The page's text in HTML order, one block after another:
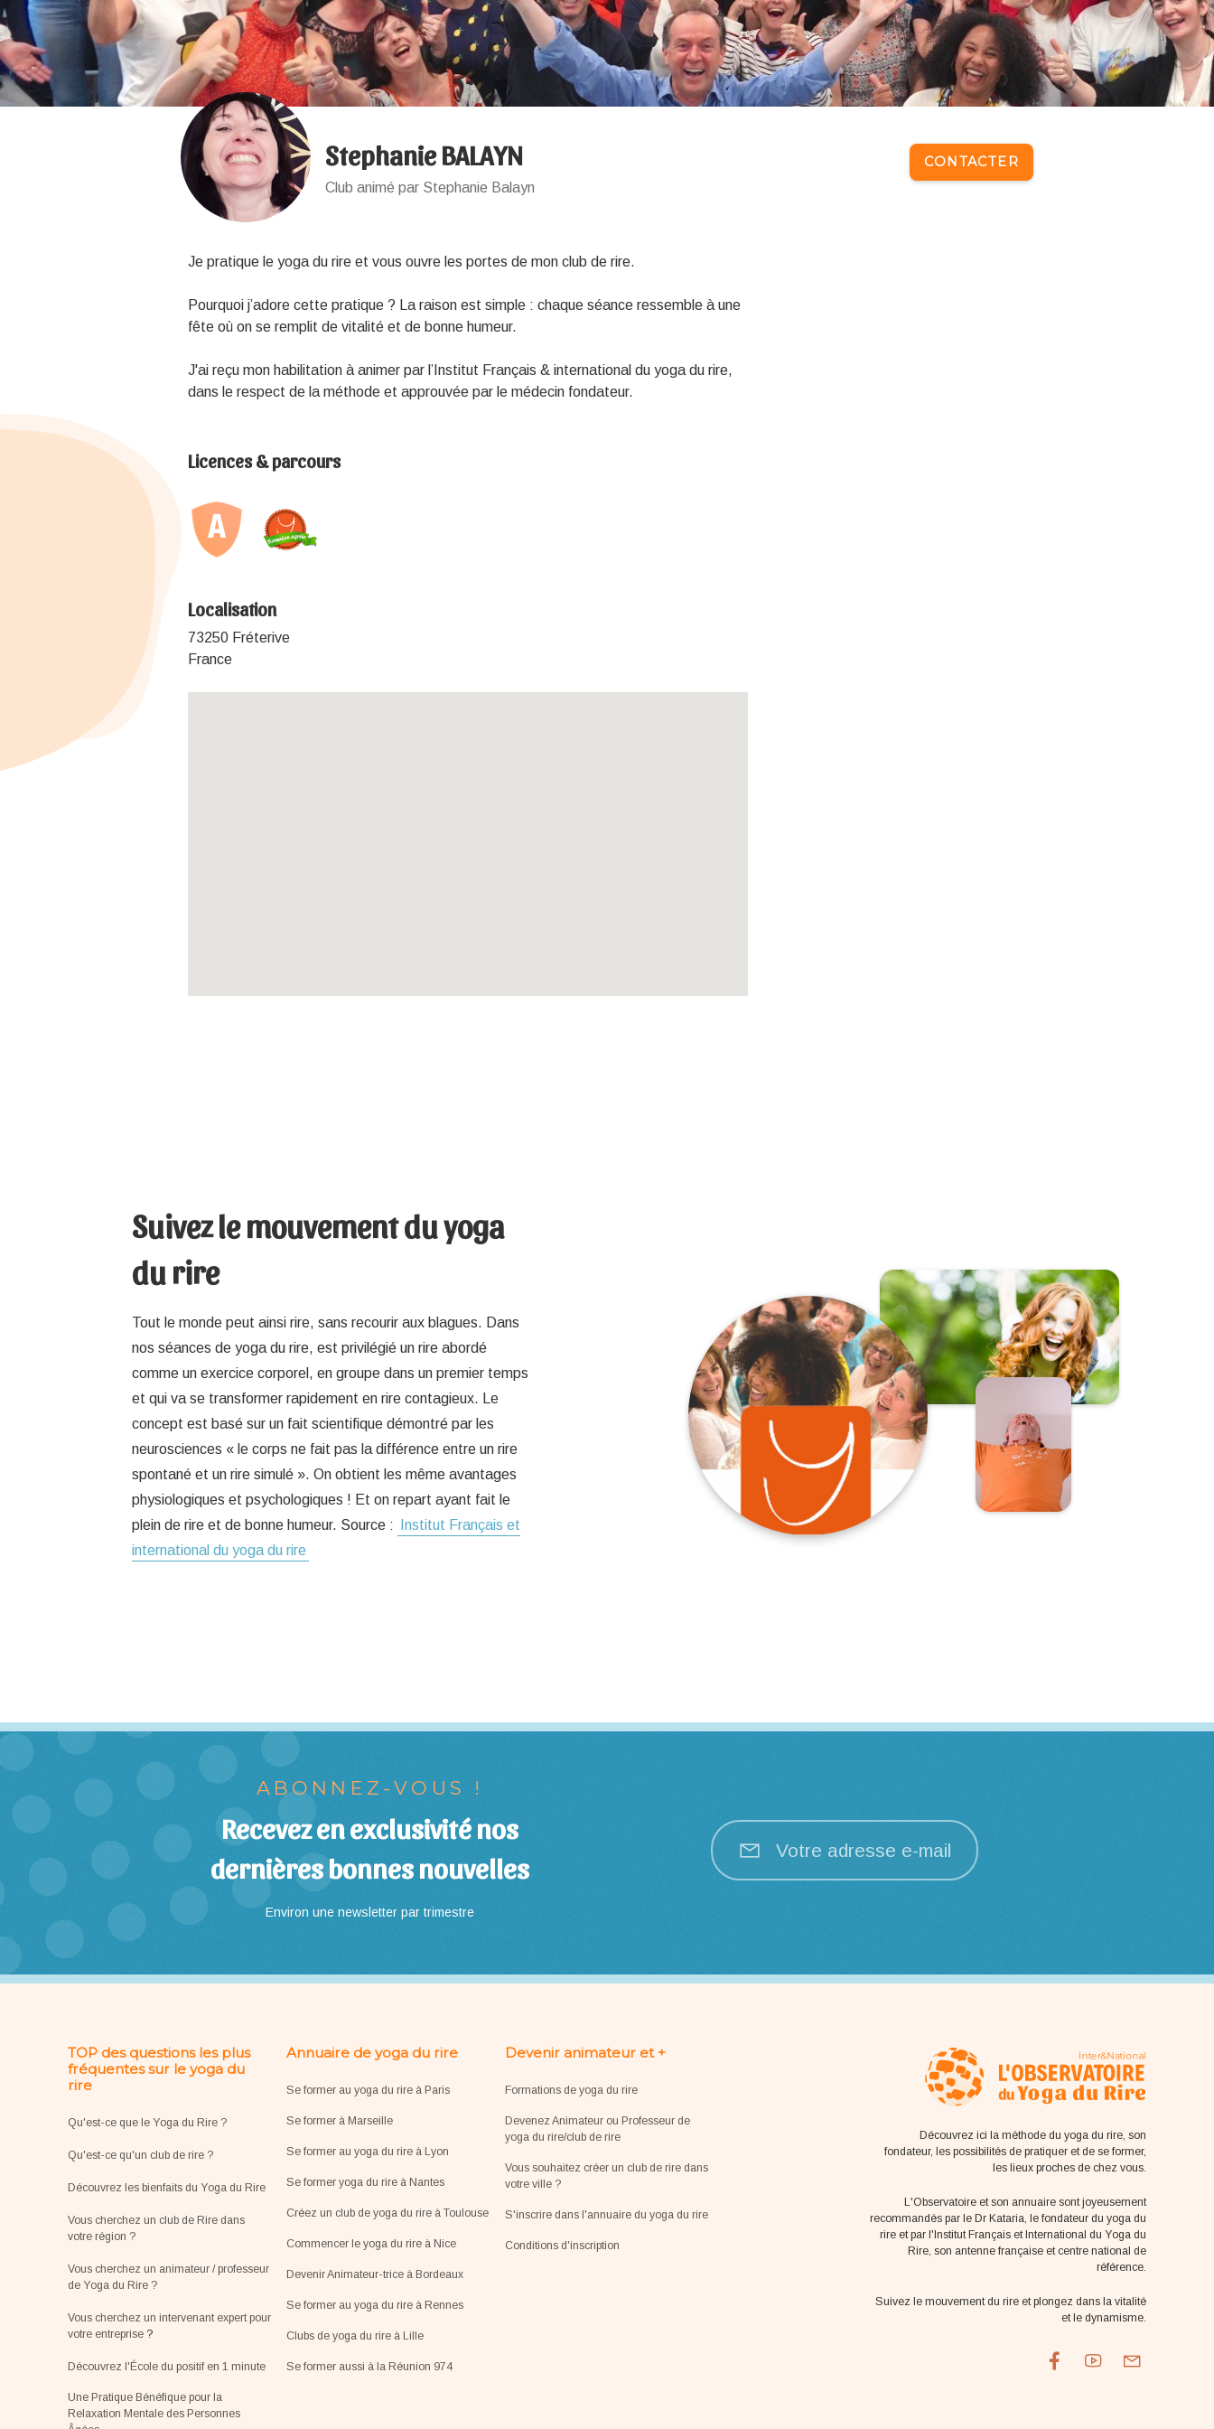
Stephanie BALAYN
Club animé par Stephanie Balayn
CONTACTER
Je pratique le yoga du rire et vous ouvre les portes de mon club de rire.
Pourquoi j’adore cette pratique ? La raison est simple : chaque séance ressemble à une
fête où on se remplit de vitalité et de bonne humeur.
J'ai reçu mon habilitation à animer par l’Institut Français & international du yoga du rire,
dans le respect de la méthode et approuvée par le médecin fondateur.
Licences & parcours
Localisation
73250 Fréterive
France
Suivez le mouvement du yoga
du rire
Tout le monde peut ainsi rire, sans recourir aux blagues. Dans
nos séances de yoga du rire, est privilégié un rire abordé
comme un exercice corporel, en groupe dans un premier temps
et qui va se transformer rapidement en rire contagieux. Le
concept est basé sur un fait scientifique démontré par les
neurosciences « le corps ne fait pas la différence entre un rire
spontané et un rire simulé ». On obtient les même avantages
physiologiques et psychologiques ! Et on repart ayant fait le
plein de rire et de bonne humeur. Source :
Institut Français et
international du yoga du rire
ABONNEZ-VOUS !
Recevez en exclusivité nos
dernières bonnes nouvelles
Environ une newsletter par trimestre
Votre adresse e-mail
TOP des questions les plus
fréquentes sur le yoga du
rire
Qu'est-ce que le Yoga du Rire ?
Qu'est-ce qu'un club de rire ?
Découvrez les bienfaits du Yoga du Rire
Vous cherchez un club de Rire dans
votre région ?
Vous cherchez un animateur / professeur
de Yoga du Rire ?
Vous cherchez un intervenant expert pour
votre entreprise?
Découvrez l'École du positif en 1 minute
Une Pratique Bénéfique pour la
Relaxation Mentale des Personnes
Annuaire de yoga du rire
Se former au yoga du rire à Paris
Se former à Marseille
Se former au yoga du rire à Lyon
Se former yoga du rire à Nantes
Créez un club de yoga du rire à Toulouse
Commencer le yoga du rire à Nice
Devenir Animateur-trice à Bordeaux
Se former au yoga du rire à Rennes
Clubs de yoga du rire à Lille
Se former aussi à la Réunion 974
Devenir animateur et +
Formations de yoga du rire
Devenez Animateur ou Professeur de
yoga du rire/club de rire
Vous souhaitez créer un club de rire dans
votre ville ?
S'inscrire dans l'annuaire du yoga du rire
Conditions d'inscription
Découvrez ici la méthode du yoga du rire, son
fondateur, les possibilités de pratiquer et de se former,
les lieux proches de chez vous.
L'Observatoire et son annuaire sont joyeusement
recommandés par le Dr Kataria, le fondateur du yoga du
rire et par l'Institut Français et International du Yoga du
Rire, son antenne française et centre national de
référence.
Suivez le mouvement du rire et plongez dans la vitalité
et le dynamisme.